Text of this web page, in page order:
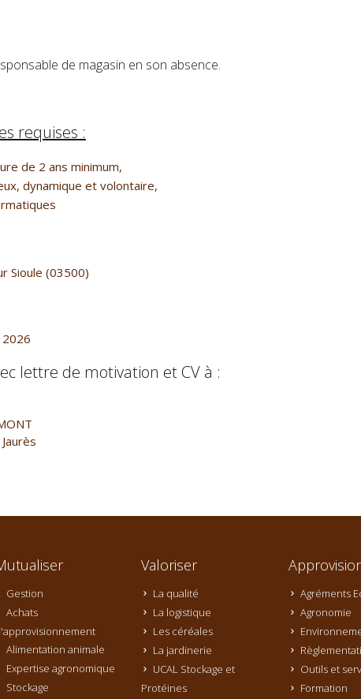
de magasin en son absence.
requises :
de 2 ans minimum,
dynamique et volontaire,
Sioule (03500)
lettre de motivation et CV à :
Gestion
Achats
Alimentation animale
Expertise agronomique
Stockage
Valoriser
La qualité
La logistique
Les céréales
La jardinerie
UCAL Stockage et
Protéines
Agréments
Agronomie
Outils et
Formation